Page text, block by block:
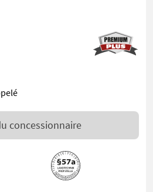
concessionnaire